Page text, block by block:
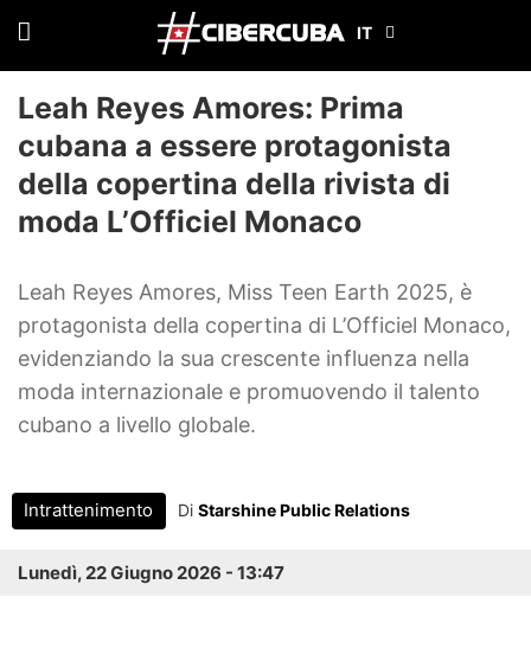
Leah Reyes Amores: Prima
cubana a essere protagonista
della copertina della rivista di
moda L’Officiel Monaco
Leah Reyes Amores, Miss Teen Earth 2025, è
protagonista della copertina di L’Officiel Monaco,
evidenziando la sua crescente influenza nella
moda internazionale e promuovendo il talento
cubano a livello globale.
Intrattenimento Di Starshine Public Relations
Lunedì, 22 Giugno 2026 - 13:47